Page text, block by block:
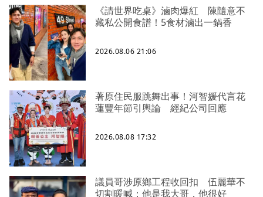
《請世界吃桌》滷肉爆紅 陳隨意不
藏私公開食譜！5食材滷出一鍋香
2026.08.06 21:06
著原住民服跳舞出事！河智媛代言花
蓮豐年節引輿論 經紀公司回應
2026.08.08 17:32
議員哥涉原鄉工程收回扣 伍麗華不
切割暖喊：他是我大哥，他很好